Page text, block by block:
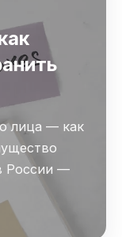
лица — как
России —